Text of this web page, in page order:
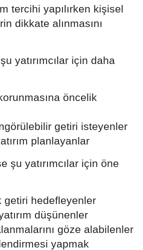
tercihi yapılırken kişisel
dikkate alınmasını
yatırımcılar için daha
öncelik
getiri isteyenler
planlayanlar
şu yatırımcılar için öne
getiri hedefleyenler
düşünenler
göze alabilenler
yapmak